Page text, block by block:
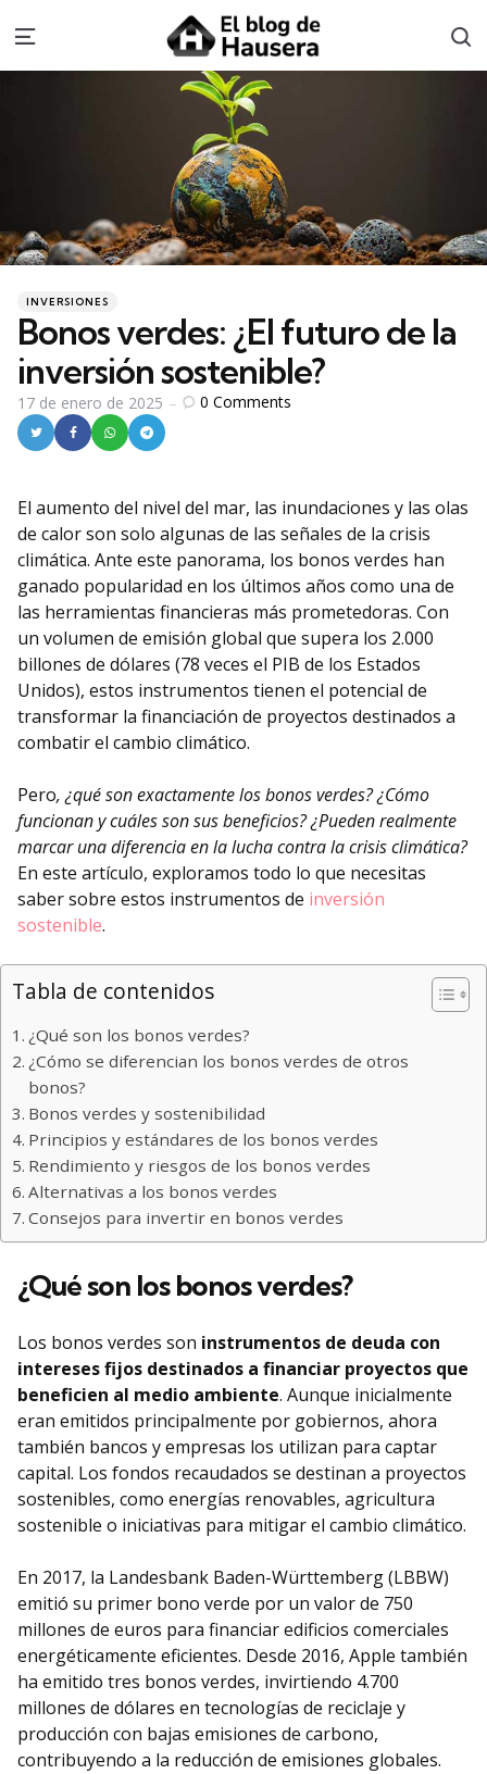
Menu
Categories
Posted
INVERSIONES
Bonos verdes: ¿El futuro de la
inversión sostenible?
17 de enero de 2025 0 Comments
El aumento del nivel del mar, las inundaciones y las olas
de calor son solo algunas de las señales de la crisis
climática. Ante este panorama, los bonos verdes han
ganado popularidad en los últimos años como una de
las herramientas financieras más prometedoras. Con
un volumen de emisión global que supera los 2.000
billones de dólares (78 veces el PIB de los Estados
Unidos), estos instrumentos tienen el potencial de
transformar la financiación de proyectos destinados a
combatir el cambio climático.
Pero, ¿qué son exactamente los bonos verdes? ¿Cómo
funcionan y cuáles son sus beneficios? ¿Pueden realmente
marcar una diferencia en la lucha contra la crisis climática?
En este artículo, exploramos todo lo que necesitas
saber sobre estos instrumentos de inversión
sostenible.
Tabla de contenidos
¿Qué son los bonos verdes?
¿Cómo se diferencian los bonos verdes de otros
bonos?
Bonos verdes y sostenibilidad
Principios y estándares de los bonos verdes
Rendimiento y riesgos de los bonos verdes
Alternativas a los bonos verdes
Consejos para invertir en bonos verdes
¿Qué son los bonos verdes?
Los bonos verdes son instrumentos de deuda con
intereses fijos destinados a financiar proyectos que
beneficien al medio ambiente. Aunque inicialmente
eran emitidos principalmente por gobiernos, ahora
también bancos y empresas los utilizan para captar
capital. Los fondos recaudados se destinan a proyectos
sostenibles, como energías renovables, agricultura
sostenible o iniciativas para mitigar el cambio climático.
En 2017, la Landesbank Baden-Württemberg (LBBW)
emitió su primer bono verde por un valor de 750
millones de euros para financiar edificios comerciales
energéticamente eficientes. Desde 2016, Apple también
ha emitido tres bonos verdes, invirtiendo 4.700
millones de dólares en tecnologías de reciclaje y
producción con bajas emisiones de carbono,
contribuyendo a la reducción de emisiones globales.